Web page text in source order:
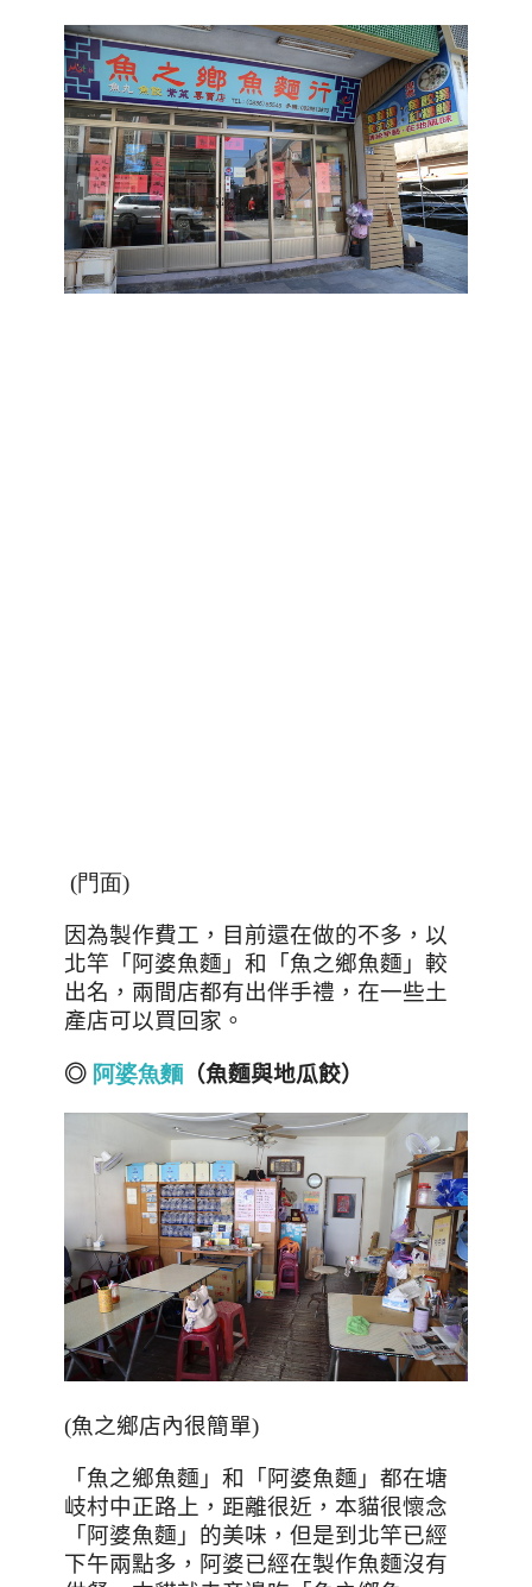
(門面)
因為製作費工，目前還在做的不多，以
北竿「阿婆魚麵」和「魚之鄉魚麵」較
出名，兩間店都有出伴手禮，在一些土
產店可以買回家。
◎ 阿婆魚麵 （魚麵與地瓜餃）
(魚之鄉店內很簡單)
「魚之鄉魚麵」和「阿婆魚麵」都在塘
岐村中正路上，距離很近，本貓很懷念
「阿婆魚麵」的美味，但是到北竿已經
下午兩點多，阿婆已經在製作魚麵沒有